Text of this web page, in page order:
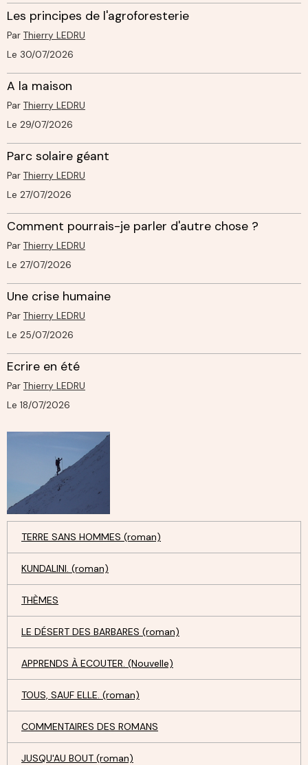
Les principes de l'agroforesterie
Par Thierry LEDRU
Le 30/07/2026
A la maison
Par Thierry LEDRU
Le 29/07/2026
Parc solaire géant
Par Thierry LEDRU
Le 27/07/2026
Comment pourrais-je parler d'autre chose ?
Par Thierry LEDRU
Le 27/07/2026
Une crise humaine
Par Thierry LEDRU
Le 25/07/2026
Ecrire en été
Par Thierry LEDRU
Le 18/07/2026
TERRE SANS HOMMES (roman)
KUNDALINI. (roman)
THÈMES
LE DÉSERT DES BARBARES (roman)
APPRENDS À ECOUTER. (Nouvelle)
TOUS, SAUF ELLE. (roman)
COMMENTAIRES DES ROMANS
JUSQU'AU BOUT (roman)